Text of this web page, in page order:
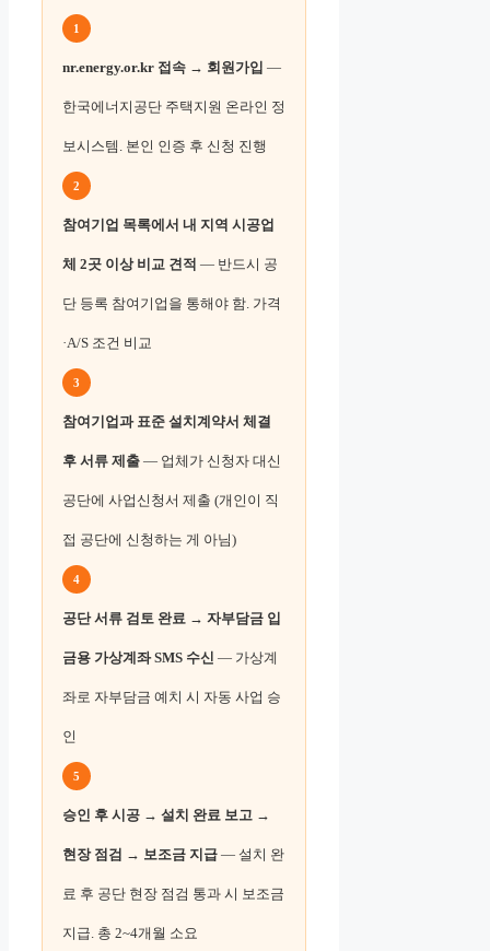
1
nr.energy.or.kr 접속 → 회원가입 —
한국에너지공단 주택지원 온라인 정
보시스템. 본인 인증 후 신청 진행
2
참여기업 목록에서 내 지역 시공업
체 2곳 이상 비교 견적 — 반드시 공
단 등록 참여기업을 통해야 함. 가격
·A/S 조건 비교
3
참여기업과 표준 설치계약서 체결
후 서류 제출 — 업체가 신청자 대신
공단에 사업신청서 제출 (개인이 직
접 공단에 신청하는 게 아님)
4
공단 서류 검토 완료 → 자부담금 입
금용 가상계좌 SMS 수신 — 가상계
좌로 자부담금 예치 시 자동 사업 승
인
5
승인 후 시공 → 설치 완료 보고 →
현장 점검 → 보조금 지급 — 설치 완
료 후 공단 현장 점검 통과 시 보조금
지급. 총 2~4개월 소요